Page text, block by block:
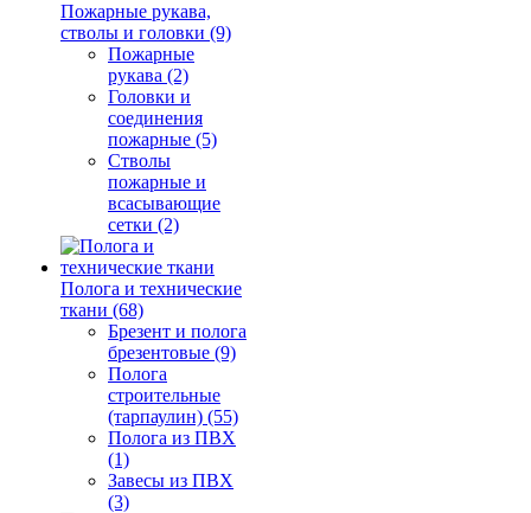
Пожарные рукава,
стволы и головки (9)
Пожарные
рукава (2)
Головки и
соединения
пожарные (5)
Стволы
пожарные и
всасывающие
сетки (2)
Полога и технические
ткани (68)
Брезент и полога
брезентовые (9)
Полога
строительные
(тарпаулин) (55)
Полога из ПВХ
(1)
Завесы из ПВХ
(3)